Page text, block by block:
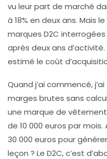
vu leur part de marché
à 18% en deux ans. Mais
marques D2C
après deux ans
estimé le coût
Quand j’ai commencé,
marges brutes sans
une marque de
de 10 000 euros par
30 000 euros pour
leçon ? Le D2C, c’est